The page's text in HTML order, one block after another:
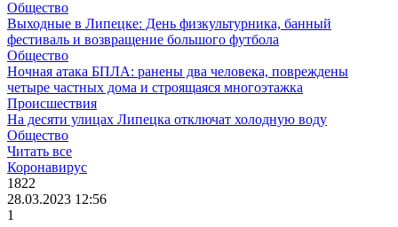
Общество
Выходные в Липецке: День физкультурника, банный
фестиваль и возвращение большого футбола
Общество
Ночная атака БПЛА: ранены два человека, повреждены
четыре частных дома и строящаяся многоэтажка
Происшествия
На десяти улицах Липецка отключат холодную воду
Общество
Читать все
Коронавирус
1822
28.03.2023 12:56
1